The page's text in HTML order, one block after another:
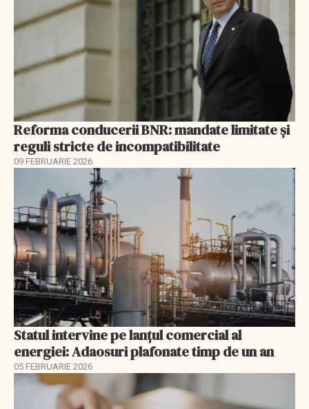
Reforma conducerii BNR: mandate limitate și
reguli stricte de incompatibilitate
09 FEBRUARIE 2026
Statul intervine pe lanțul comercial al
energiei: Adaosuri plafonate timp de un an
05 FEBRUARIE 2026